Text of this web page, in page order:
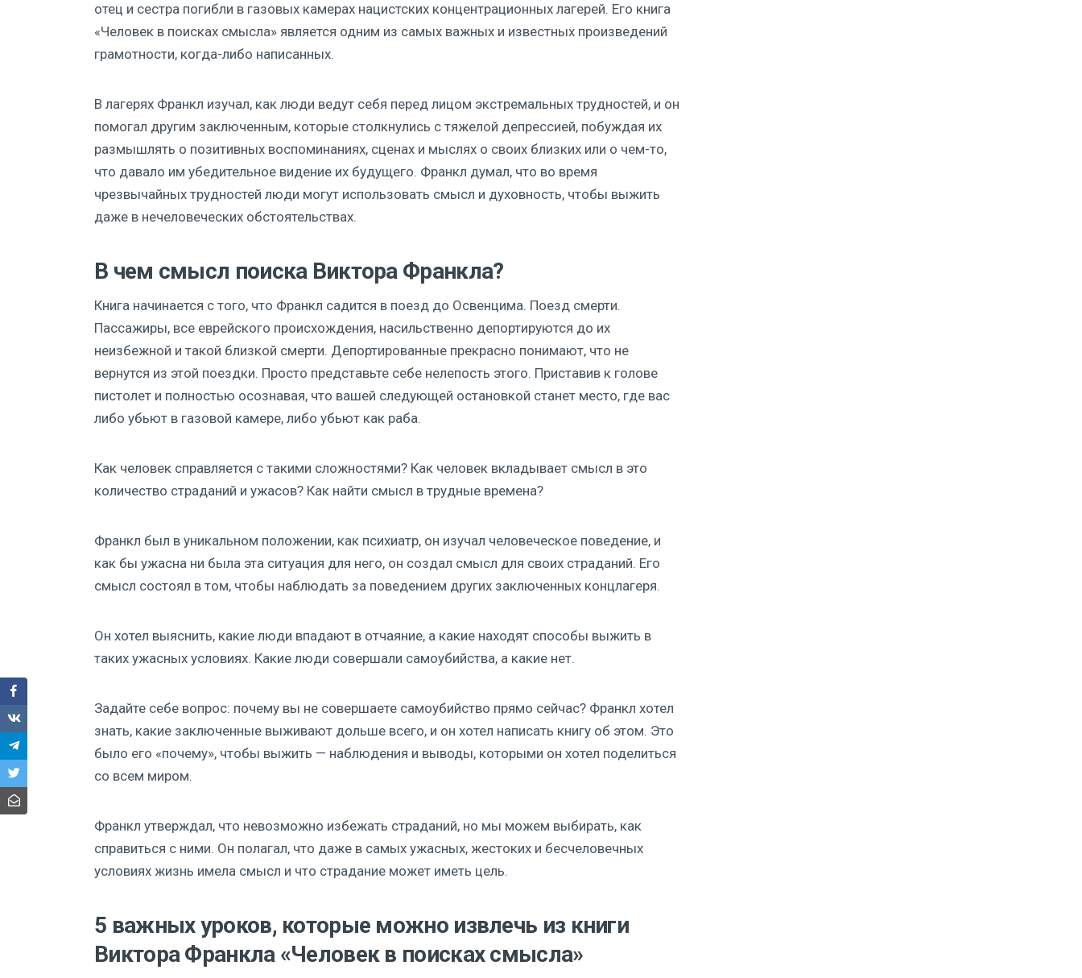
отец и сестра погибли в газовых камерах нацистских концентрационных лагерей. Его книга
«Человек в поисках смысла» является одним из самых важных и известных произведений
грамотности, когда-либо написанных.
В лагерях Франкл изучал, как люди ведут себя перед лицом экстремальных трудностей, и он
помогал другим заключенным, которые столкнулись с тяжелой депрессией, побуждая их
размышлять о позитивных воспоминаниях, сценах и мыслях о своих близких или о чем-то,
что давало им убедительное видение их будущего. Франкл думал, что во время
чрезвычайных трудностей люди могут использовать смысл и духовность, чтобы выжить
даже в нечеловеческих обстоятельствах.
В чем смысл поиска Виктора Франкла?
Книга начинается с того, что Франкл садится в поезд до Освенцима. Поезд смерти.
Пассажиры, все еврейского происхождения, насильственно депортируются до их
неизбежной и такой близкой смерти. Депортированные прекрасно понимают, что не
вернутся из этой поездки. Просто представьте себе нелепость этого. Приставив к голове
пистолет и полностью осознавая, что вашей следующей остановкой станет место, где вас
либо убьют в газовой камере, либо убьют как раба.
Как человек справляется с такими сложностями? Как человек вкладывает смысл в это
количество страданий и ужасов? Как найти смысл в трудные времена?
Франкл был в уникальном положении, как психиатр, он изучал человеческое поведение, и
как бы ужасна ни была эта ситуация для него, он создал смысл для своих страданий. Его
смысл состоял в том, чтобы наблюдать за поведением других заключенных концлагеря.
Он хотел выяснить, какие люди впадают в отчаяние, а какие находят способы выжить в
таких ужасных условиях. Какие люди совершали самоубийства, а какие нет.
Задайте себе вопрос: почему вы не совершаете самоубийство прямо сейчас? Франкл хотел
знать, какие заключенные выживают дольше всего, и он хотел написать книгу об этом. Это
было его «почему», чтобы выжить — наблюдения и выводы, которыми он хотел поделиться
со всем миром.
Франкл утверждал, что невозможно избежать страданий, но мы можем выбирать, как
справиться с ними. Он полагал, что даже в самых ужасных, жестоких и бесчеловечных
условиях жизнь имела смысл и что страдание может иметь цель.
5 важных уроков, которые можно извлечь из книги
Виктора Франкла «Человек в поисках смысла»